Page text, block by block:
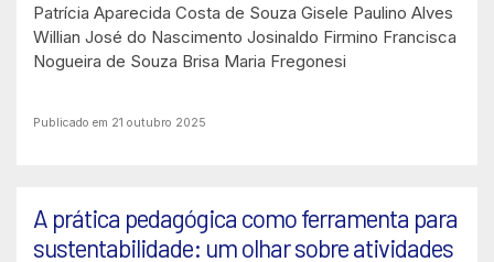
Patrícia Aparecida Costa de Souza Gisele Paulino Alves
Willian José do Nascimento Josinaldo Firmino Francisca
Nogueira de Souza Brisa Maria Fregonesi
Publicado em 21 outubro 2025
A prática pedagógica como ferramenta para
sustentabilidade: um olhar sobre atividades